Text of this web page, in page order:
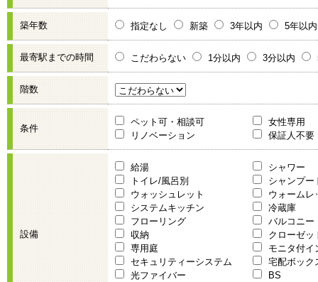
築年数 指定なし 新築 3年以内 5年以内
最寄駅までの時間 こだわらない 1分以内 3分以内
階数
条件
ペット可・相談可
女性専用
リノベーション
保証人不要
設備
給湯
シャワー
トイレ/風呂別
シャンプー
ウォッシュレット
ウォームレ
システムキッチン
冷蔵庫
フローリング
バルコニー
収納
クローゼッ
専用庭
モニタ付イ
セキュリティーシステム
宅配ボック
光ファイバー
BS